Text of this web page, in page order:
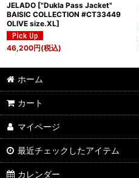
JELADO ["Dukla Pass Jacket"
BAISIC COLLECTION #CT33449
OLIVE size.XL]
46,200円(税込)
ホーム
カート
マイページ
最近チェックしたアイテム
カレンダー